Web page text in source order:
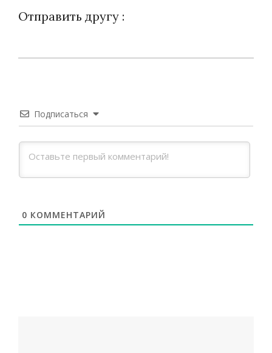
Отправить другу :
Подписаться
0 КОММЕНТАРИЙ